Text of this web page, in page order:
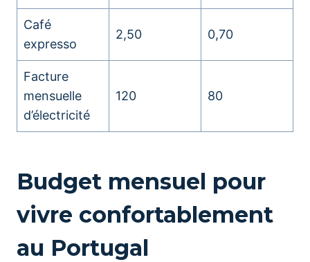
Café
expresso
2,50 0,70
Facture
mensuelle
d’électricité
120 80
Budget mensuel pour
vivre confortablement
au Portugal